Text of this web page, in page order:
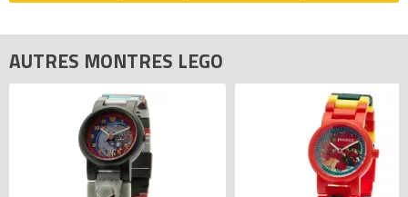
AUTRES MONTRES LEGO